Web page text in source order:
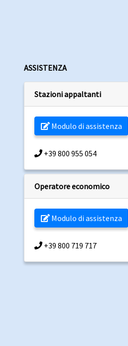
ASSISTENZA
Stazioni appaltanti
Modulo di assistenza
+39 800 955 054
Operatore economico
Modulo di assistenza
+39 800 719 717